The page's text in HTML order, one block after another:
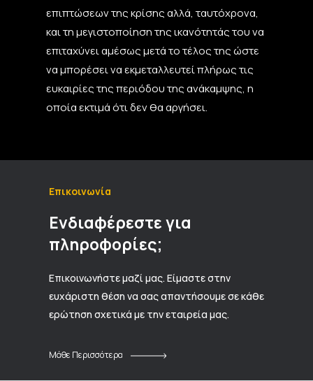
επιπτώσεων της κρίσης αλλά, ταυτόχρονα,
και τη μεγιστοποίηση της ικανότητάς του να
επιταχύνει αμέσως μετά το τέλος της ώστε
να μπορέσει να εκμεταλλευτεί πλήρως τις
ευκαιρίες της περιόδου της ανάκαμψης, η
οποία εκτιμά ότι δεν θα αργήσει.
Επικοινωνία
Ενδιαφέρεστε για
πληροφορίες;
Επικοινωνήστε μαζί μας. Είμαστε στην
ευχάριστη θέση να σας απαντήσουμε σε κάθε
ερώτηση σχετικά με την εταιρεία μας.
Μάθε Περισσότερα